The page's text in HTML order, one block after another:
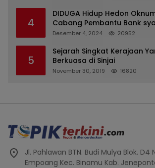
4
DIDUGA Hidup Hedon
Cabang Pembantu Bank
Indonesia Unit Hasan Basri
Milyaran Rupiah dan Bilyet
Terdaftar, OJK Kalsel :
Desember 4, 2024 20952
5
Sejarah Singkat Kerajaan
Berkuasa di Sinjai
November 30, 2019 16820
Jl. Pahlawan BTN. Budi Mulya Blok. D4
Empoang Kec. Binamu Kab.